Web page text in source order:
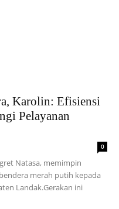
Karolin: Efisiensi
Pelayanan
0
Natasa, memimpin
merah putih kepada
Landak.Gerakan ini